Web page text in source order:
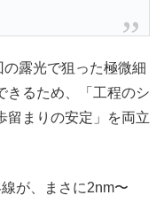
露光で狙った極微細
きるため、「工程のシ
留まりの安定」を両立
が、まさに2nm〜